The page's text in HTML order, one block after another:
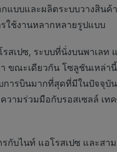
แบบและผลิตระบบวางสิน
ใช้งานหลากหลายรูปแบบ
รสเปซ, ระบบที่นั่งบนพาเล
ขณะเดียวกัน โซลูชันเหล่
ารบินมากที่สุดที่มีในปัจจุบั
ามร่วมมือกับรอสเซลล์ เท
รกับไนท์ แอโรสเปซ และ